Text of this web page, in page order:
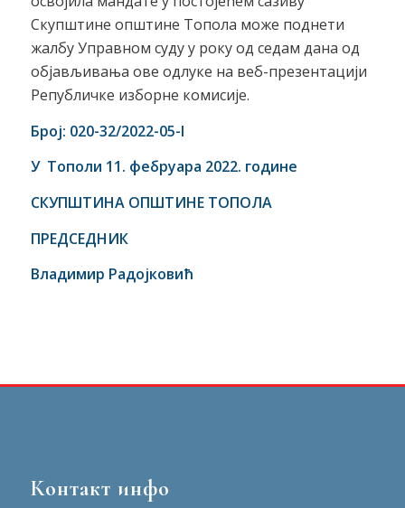
Скупштине општине Топола може поднети
жалбу Управном суду у року од седам дана од
објављивања ове одлуке на веб-презентацији
Републичке изборне комисије.
Број: 020-32/2022-05-I
У Тополи 11. фебруара 2022. године
СКУПШТИНА ОПШТИНЕ ТОПОЛА
ПРЕДСЕДНИК
Владимир Радојковић
Контакт инфо